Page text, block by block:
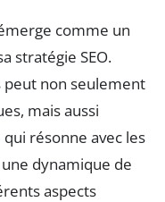
comme un
stratégie SEO.
peut non seulement
mais aussi
résonne avec les
dynamique de
aspects